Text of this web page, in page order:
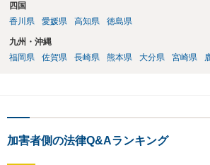
四国
香川県
愛媛県 高知県 徳島県
九州・沖縄
福岡県
佐賀県 長崎県 熊本県 大分県 宮崎県
加害者側の法律Q&Aランキング